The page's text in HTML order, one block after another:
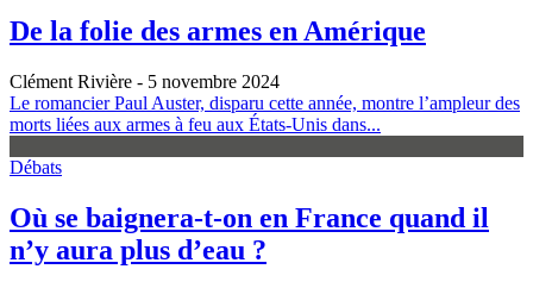
De la folie des armes en Amérique
Clément Rivière - 5 novembre 2024
Le romancier Paul Auster, disparu cette année, montre l’ampleur des
morts liées aux armes à feu aux États-Unis dans...
Débats
Où se baignera-t-on en France quand il
n’y aura plus d’eau ?